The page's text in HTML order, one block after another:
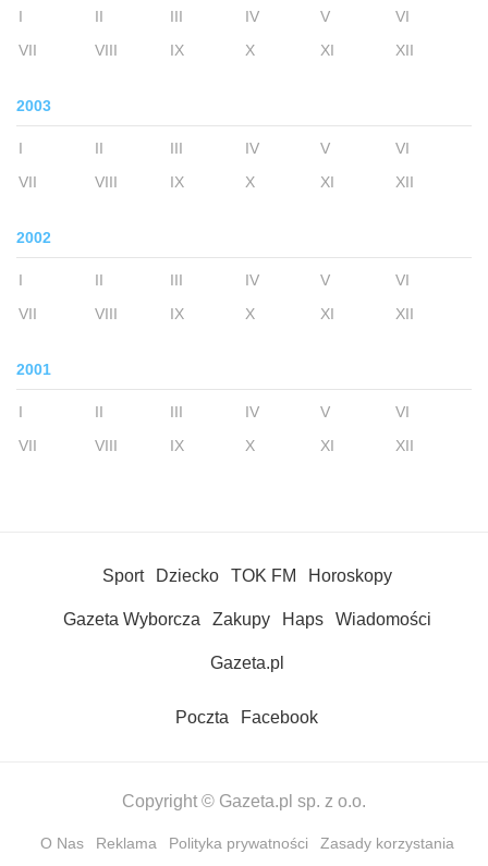
I II III IV V
VI
VII
VIII IX X XI XII
2003
I II III IV V
VI
VII
VIII IX X XI XII
2002
I II III IV V
VI
VII
VIII IX X XI XII
2001
I II III IV V
VI
VII
VIII IX X XI XII
Sport Dziecko TOK FM Horoskopy
Gazeta Wyborcza Zakupy Haps Wiadomości
Gazeta.pl
Poczta Facebook
Copyright © Gazeta.pl sp. z o.o.
O Nas Reklama Polityka prywatności
Zasady korzystania